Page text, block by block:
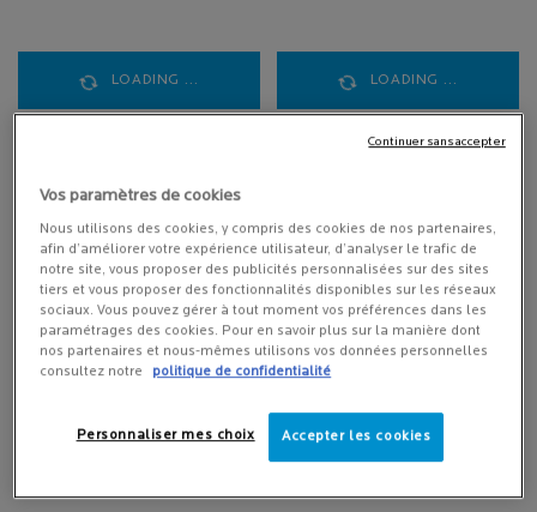
LOADING ...
méticuleuse est également
nécessaire.
LOADING ...
ROUTINE ANTI-
DUO ANTI-IMPERFECTIONS
EFFACLAR
Vos paramètres de cookies
Nous utilisons des cookies, y compris des cookies de nos partenaires,
afin d’améliorer votre expérience utilisateur, d’analyser le trafic de
notre site, vous proposer des publicités personnalisées sur des sites
tiers et vous proposer des fonctionnalités disponibles sur les réseaux
sociaux. Vous pouvez gérer à tout moment vos préférences dans les
paramétrages des cookies. Pour en savoir plus sur la manière dont
nos partenaires et nous-mêmes utilisons vos données personnelles
consultez notre
politique de confidentialité
Accepter les cookies
Personnaliser mes choix
Continuer sans accepter